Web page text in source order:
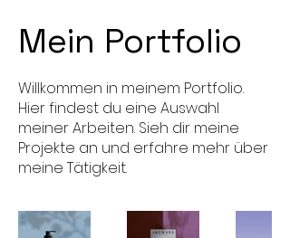
Mein Portfolio
Willkommen in meinem Portfolio.
Hier findest du eine Auswahl
meiner Arbeiten. Sieh dir meine
Projekte an und erfahre mehr über
meine Tätigkeit.